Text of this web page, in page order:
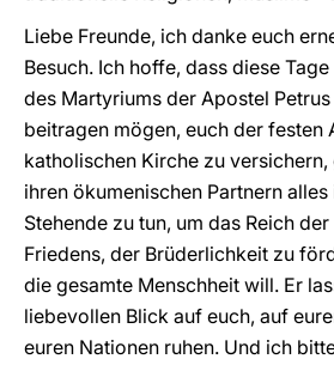
Liebe Freunde, ich danke euch
Besuch. Ich hoffe, dass diese
des Martyriums der Apostel
beitragen mögen, euch der festen
katholischen Kirche zu
ihren ökumenischen Partnern
Stehende zu tun, um das Reich
Friedens, der Brüderlichkeit zu
die gesamte Menschheit will. Er
liebevollen Blick auf euch, auf
euren Nationen ruhen. Und ich